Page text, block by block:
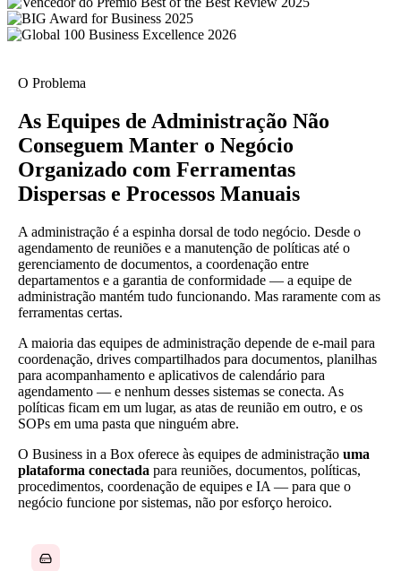
O Problema
As Equipes de Administração Não
Conseguem Manter o Negócio
Organizado com Ferramentas
Dispersas e Processos Manuais
A administração é a espinha dorsal de todo negócio. Desde o
agendamento de reuniões e a manutenção de políticas até o
gerenciamento de documentos, a coordenação entre
departamentos e a garantia de conformidade — a equipe de
administração mantém tudo funcionando. Mas raramente com as
ferramentas certas.
A maioria das equipes de administração depende de e-mail para
coordenação, drives compartilhados para documentos, planilhas
para acompanhamento e aplicativos de calendário para
agendamento — e nenhum desses sistemas se conecta. As
políticas ficam em um lugar, as atas de reunião em outro, e os
SOPs em uma pasta que ninguém abre.
O Business in a Box oferece às equipes de administração uma
plataforma conectada para reuniões, documentos, políticas,
procedimentos, coordenação de equipes e IA — para que o
negócio funcione por sistemas, não por esforço heroico.